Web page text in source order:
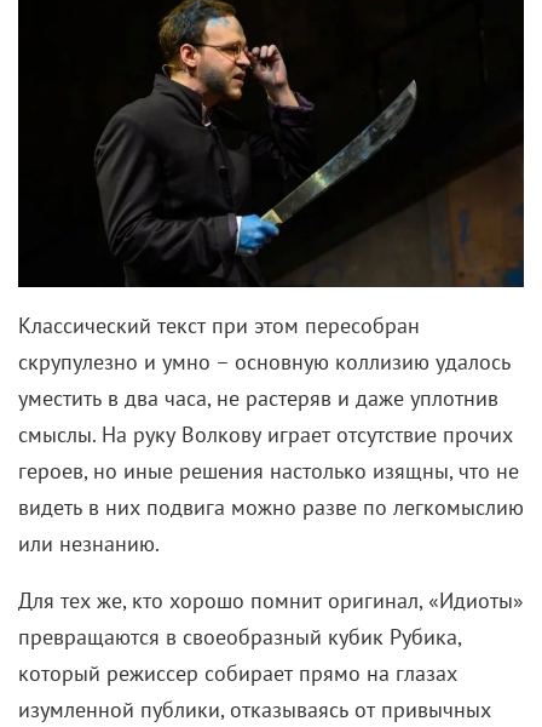
Классический текст при этом пересобран
скрупулезно и умно – основную коллизию удалось
уместить в два часа, не растеряв и даже уплотнив
смыслы. На руку Волкову играет отсутствие прочих
героев, но иные решения настолько изящны, что не
видеть в них подвига можно разве по легкомыслию
или незнанию.
Для тех же, кто хорошо помнит оригинал, «Идиоты»
превращаются в своеобразный кубик Рубика,
который режиссер собирает прямо на глазах
изумленной публики, отказываясь от привычных